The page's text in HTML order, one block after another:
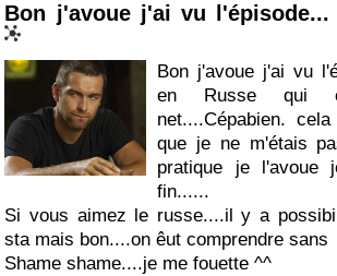
Bon j'avoue j'ai vu l'épisode...
Bon j'avoue j'ai vu
en Russe qui
net....Cépabien.
que je ne m'étais
pratique je l'avoue
fin......
Si vous aimez le russe....il y a
sta mais bon....on êut comprendre sans
Shame shame....je me fouette ^^